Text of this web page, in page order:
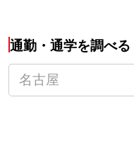
通勤・通学を調べる